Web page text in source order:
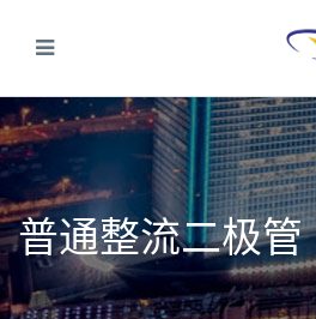
普通整流二极管